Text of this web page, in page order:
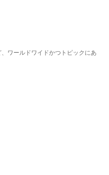
ワールドワイドかつトピックにあ